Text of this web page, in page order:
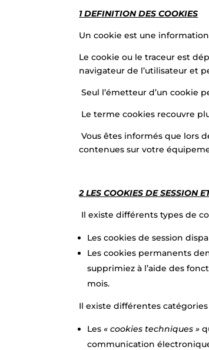
1 DEFINITION DES COOKIES
Un cookie est une
Le cookie ou le traceur est
navigateur de l’utilisateur et
Seul l’émetteur d’un cookie
Le terme cookies recouvre
Vous êtes informés que lors
contenues sur votre
2 LES COOKIES DE SESSION
Il existe différents types de
Les cookies de session
Les cookies permanents
supprimiez à l’aide des
mois.
Il existe différentes
Les« cookies techniques »
communication